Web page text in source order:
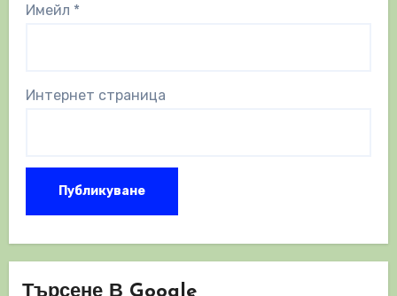
Имейл *
Интернет страница